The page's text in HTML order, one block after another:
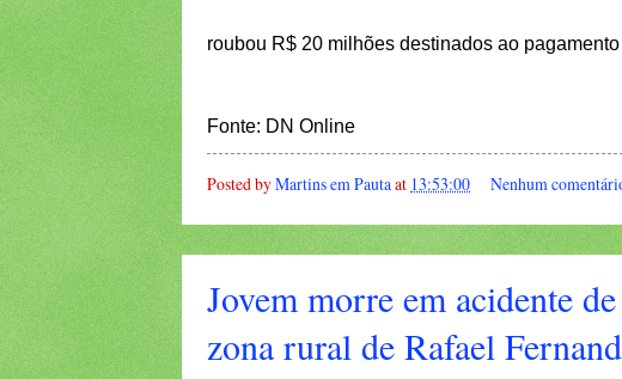
roubou R$ 20 milhões destinados ao
Fonte: DN Online
Posted byMartins em Pautaat 13:53:00 Nenhum
Jovem morre em acidente
zona rural de Rafael